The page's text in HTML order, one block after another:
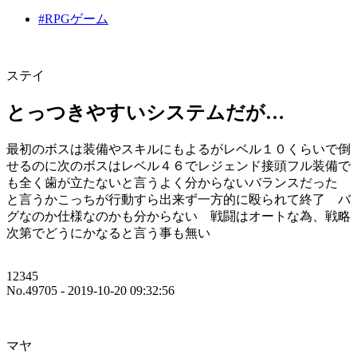
#RPGゲーム
ステイ
とっつきやすいシステムだが…
最初のボスは装備やスキルにもよるがレベル１０くらいで倒
せるのに次のボスはレベル４６でレジェンド接頭フル装備で
も全く歯が立たないと言うよく分からないバランスだった
と言うかこっちが行動すら出来ず一方的に殴られて終了 バ
グなのか仕様なのかも分からない 戦闘はオートな為、戦略
次第でどうにかなると言う事も無い
12345
No.49705 - 2019-10-20 09:32:56
マヤ